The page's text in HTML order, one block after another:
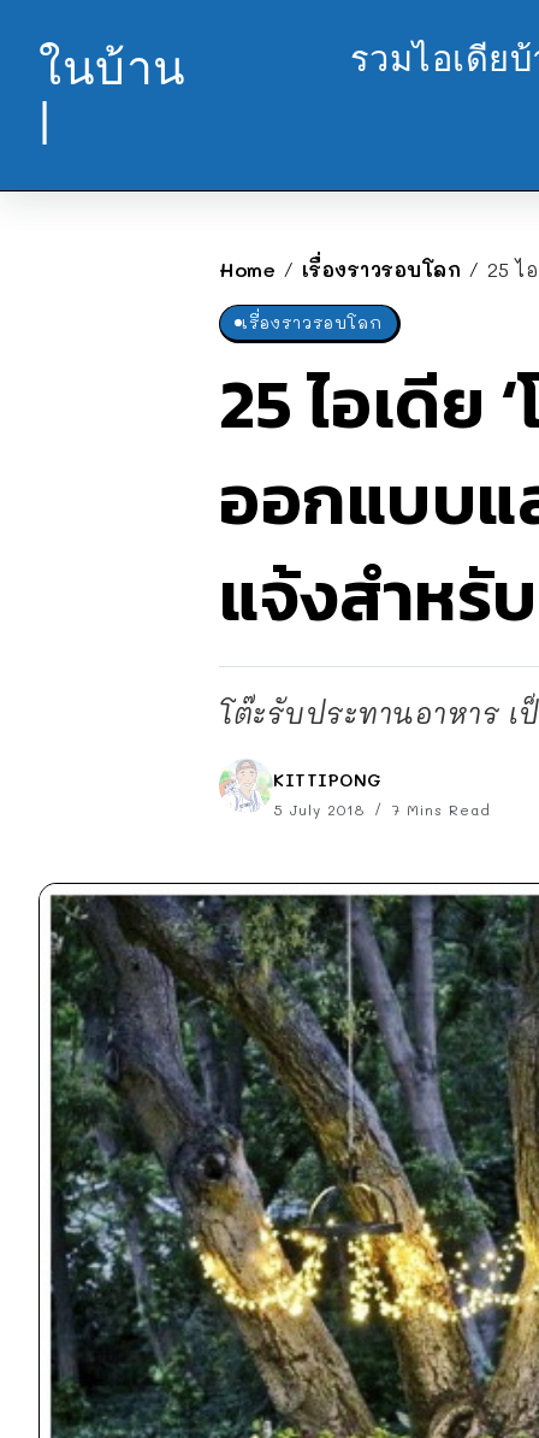
ในบ้าน
|
รวมไอเดีย
Home / เรื่องราวรอบโลก / 25 ไ
เรื่องราวรอบโลก
25 ไอเดีย
ออกแบบแ
แจ้งสำหรั
โต๊ะรับประทานอาหาร
KITTIPONG
5 July 2018 7 Mins Read